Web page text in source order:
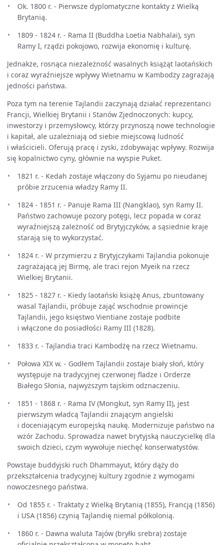
Ok. 1800 r. - Pierwsze dyplomatyczne kontakty z Wielką
Brytanią.
1809 - 1824 r. - Rama II (Buddha Loetia Nabhalai), syn
Ramy I, rządzi pokojowo, rozwija ekonomię i kulturę.
Jednakże, rosnąca niezależność wasalnych książąt laotańskich
i coraz wyraźniejsze wpływy Wietnamu w Kambodży zagrażają
jedności państwa.
Poza tym na terenie Tajlandii zaczynają działać reprezentanci
Francji, Wielkiej Brytanii i Stanów Zjednoczonych: kupcy,
inwestorzy i przemysłowcy, którzy przynoszą nowe technologie
i kapitał, ale uzależniają od siebie miejscową ludność
i właścicieli. Oferują pracę i zyski, zdobywając wpływy. Rozwija
się kopalnictwo cyny, głównie na wyspie Puket.
1821 r. - Kedah zostaje włączony do Syjamu po nieudanej
próbie zrzucenia władzy Ramy II.
1824 - 1851 r. - Panuje Rama III (Nangklao), syn Ramy II.
Państwo zachowuje pozory potęgi, lecz popada w coraz
wyraźniejszą zależność od Brytyjczyków, a sąsiednie kraje
starają się to wykorzystać.
1824 r. - W przymierzu z Brytyjczykami Tajlandia pokonuje
zagrażającą jej Birmę, ale traci rejon Myeik na rzecz
Wielkiej Brytanii.
1825 - 1827 r. - Kiedy laotański książę Anus, zbuntowany
wasal Tajlandii, próbuje zająć wschodnie prowincje
Tajlandii, jego księstwo Vientiane zostaje podbite
i włączone do posiadłości Ramy III (1828).
1833 r. - Tajlandia traci Kambodżę na rzecz Wietnamu.
Połowa XIX w. - Godłem Tajlandii zostaje biały słoń, który
występuje na tradycyjnej czerwonej fladze i Orderze
Białego Słonia, najwyższym tajskim odznaczeniu.
1851 - 1868 r. - Rama IV (Mongkut, syn Ramy II), jest
pierwszym władcą Tajlandii znającym angielski
i doceniającym europejską naukę. Modernizuje państwo na
wzór Zachodu. Sprowadza nawet brytyjską nauczycielkę dla
swoich dzieci, czym wywołuje niechęć konserwatystów.
Powstaje buddyjski ruch Dhammayut, który dąży do
przekształcenia tradycyjnej kultury zgodnie z wymogami
nowoczesnego państwa.
Od 1855 r. - Traktaty z Wielką Brytanią (1855), Francją (1856)
i USA (1856) czynią Tajlandię niemal półkolonią.
1860 r. - Dawna waluta Tajów (bryłki srebra) zostaje